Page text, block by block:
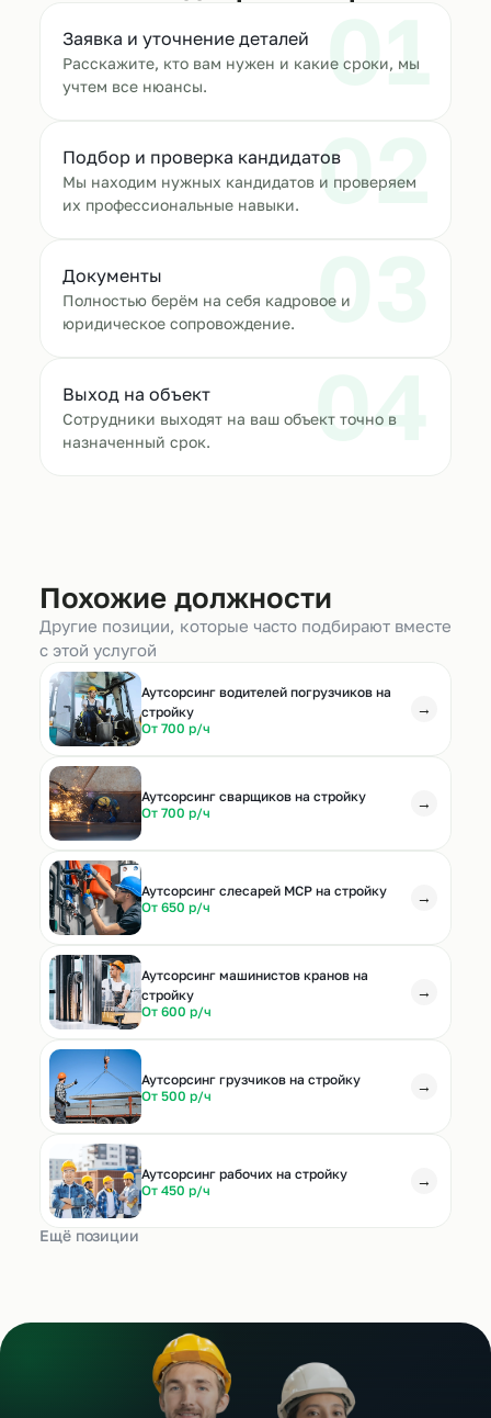
01
Заявка и уточнение деталей
Расскажите, кто вам нужен и какие сроки, мы
учтем все нюансы.
02
Подбор и проверка кандидатов
Мы находим нужных кандидатов и проверяем
их профессиональные навыки.
03
Документы
Полностью берём на себя кадровое и
юридическое сопровождение.
04
Выход на объект
Сотрудники выходят на ваш объект точно в
назначенный срок.
Похожие должности
Другие позиции, которые часто подбирают вместе
с этой услугой
Аутсорсинг водителей погрузчиков на
стройку
От 700 р/ч
→
Аутсорсинг сварщиков на стройку
От 700 р/ч
→
Аутсорсинг слесарей МСР на стройку
От 650 р/ч
→
Аутсорсинг машинистов кранов на
стройку
От 600 р/ч
→
Аутсорсинг грузчиков на стройку
От 500 р/ч
→
Аутсорсинг рабочих на стройку
От 450 р/ч
→
Ещё позиции